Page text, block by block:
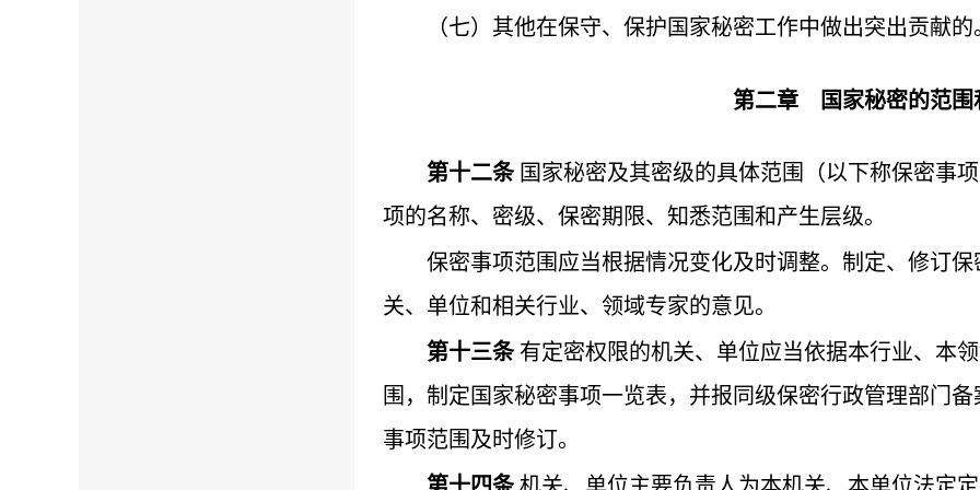
（七）其他在保守、保护国家秘密工作中做出突出贡献的
第二章 国家秘密的范围
第十二条 国家秘密及其密级的具体范围（以下称保密事
项的名称、密级、保密期限、知悉范围和产生层级。
保密事项范围应当根据情况变化及时调整。制定、修订
关、单位和相关行业、领域专家的意见。
第十三条有定密权限的机关、单位应当依据本行业、本
围，制定国家秘密事项一览表，并报同级保密行政管理部门
事项范围及时修订。